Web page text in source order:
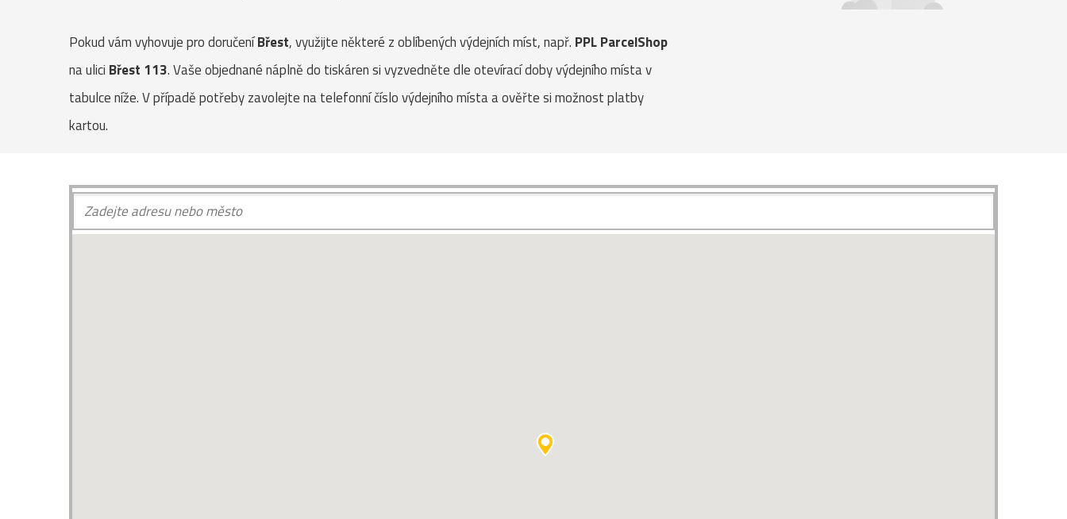
Pokud vám vyhovuje pro doručeníBřest, využijte některé z oblíbených výdejních míst, např. PPL ParcelShop
na ulici Břest 113. Vaše objednané náplně do tiskáren si vyzvedněte dle otevírací doby výdejního místa v
tabulce níže. V případě potřeby zavolejte na telefonní číslo výdejního místa a ověřte si možnost platby
kartou.